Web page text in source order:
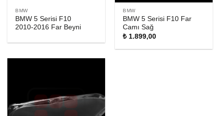
BMW
BMW 5 Serisi F10
2010-2016 Far Beyni
BMW
BMW 5 Serisi F10 Far
Camı Sağ
₺ 1.899,00